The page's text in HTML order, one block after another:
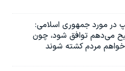
در مورد جمهوری اسلامی:
می‌دهم توافق شود، چون
مردم کشته شوند